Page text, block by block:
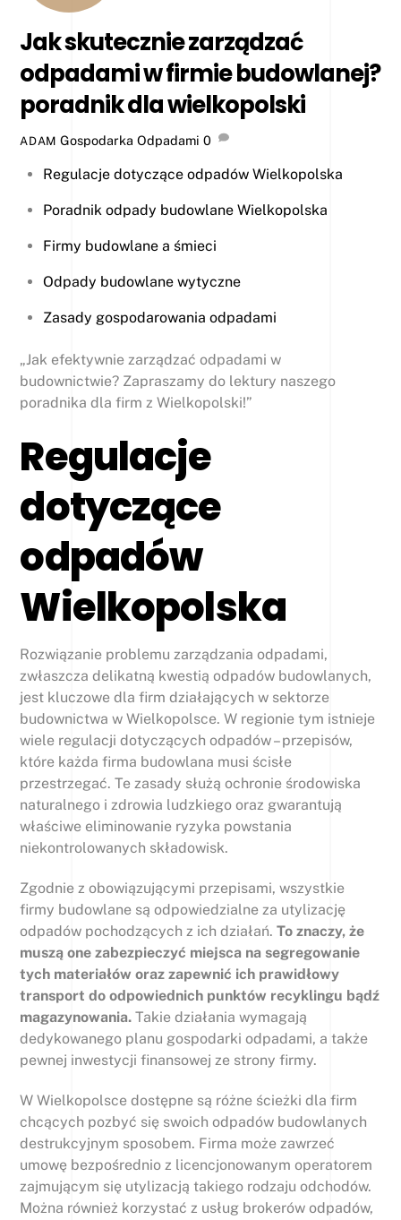
Jak skutecznie zarządzać
odpadami w firmie budowlanej?
poradnik dla wielkopolski
ADAM Gospodarka Odpadami 0
Regulacje dotyczące odpadów Wielkopolska
Poradnik odpady budowlane Wielkopolska
Firmy budowlane a śmieci
Odpady budowlane wytyczne
Zasady gospodarowania odpadami
„Jak efektywnie zarządzać odpadami w
budownictwie? Zapraszamy do lektury naszego
poradnika dla firm z Wielkopolski!”
Regulacje
dotyczące
odpadów
Wielkopolska
Rozwiązanie problemu zarządzania odpadami,
zwłaszcza delikatną kwestią odpadów budowlanych,
jest kluczowe dla firm działających w sektorze
budownictwa w Wielkopolsce. W regionie tym istnieje
wiele regulacji dotyczących odpadów – przepisów,
które każda firma budowlana musi ścisłe
przestrzegać. Te zasady służą ochronie środowiska
naturalnego i zdrowia ludzkiego oraz gwarantują
właściwe eliminowanie ryzyka powstania
niekontrolowanych składowisk.
Zgodnie z obowiązującymi przepisami, wszystkie
firmy budowlane są odpowiedzialne za utylizację
odpadów pochodzących z ich działań.To znaczy, że
muszą one zabezpieczyć miejsca na segregowanie
tych materiałów oraz zapewnić ich prawidłowy
transport do odpowiednich punktów recyklingu bądź
magazynowania.Takie działania wymagają
dedykowanego planu gospodarki odpadami, a także
pewnej inwestycji finansowej ze strony firmy.
W Wielkopolsce dostępne są różne ścieżki dla firm
chcących pozbyć się swoich odpadów budowlanych
destrukcyjnym sposobem. Firma może zawrzeć
umowę bezpośrednio z licencjonowanym operatorem
zajmującym się utylizacją takiego rodzaju odchodów.
Można również korzystać z usług brokerów odpadów,